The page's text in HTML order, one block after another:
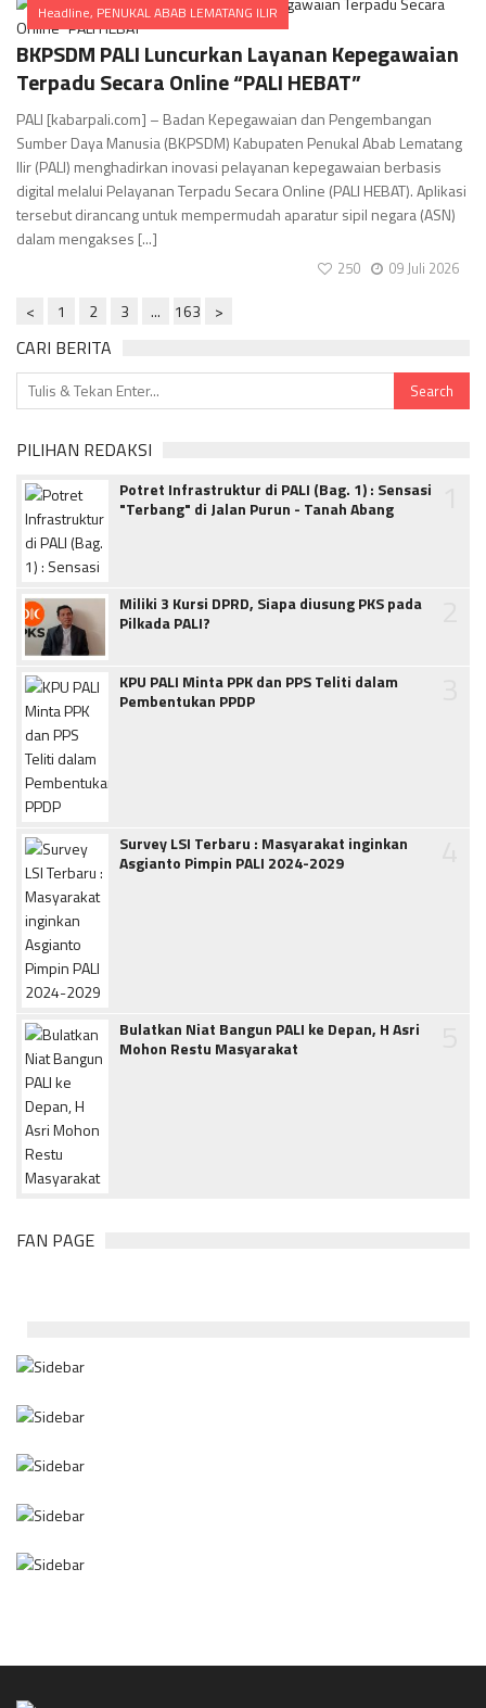
Headline, PENUKAL ABAB LEMATANG ILIR
Comments
BKPSDM PALI Luncurkan Layanan Kepegawaian
Terpadu Secara Online “PALI HEBAT”
PALI [kabarpali.com] – Badan Kepegawaian dan Pengembangan
Sumber Daya Manusia (BKPSDM) Kabupaten Penukal Abab Lematang
Ilir (PALI) menghadirkan inovasi pelayanan kepegawaian berbasis
digital melalui Pelayanan Terpadu Secara Online (PALI HEBAT). Aplikasi
tersebut dirancang untuk mempermudah aparatur sipil negara (ASN)
dalam mengakses [...]
09 Juli 2026
250
< 1 2 3 ... 163 >
CARI BERITA
PILIHAN REDAKSI
Potret Infrastruktur di PALI (Bag. 1) : Sensasi
"Terbang" di Jalan Purun - Tanah Abang
Miliki 3 Kursi DPRD, Siapa diusung PKS pada
Pilkada PALI?
KPU PALI Minta PPK dan PPS Teliti dalam
Pembentukan PPDP
Survey LSI Terbaru : Masyarakat inginkan
Asgianto Pimpin PALI 2024-2029
Bulatkan Niat Bangun PALI ke Depan, H Asri
Mohon Restu Masyarakat
FAN PAGE